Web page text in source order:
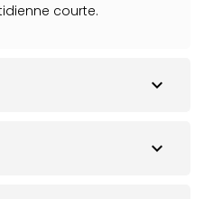
courte.
expand_more
expand_more